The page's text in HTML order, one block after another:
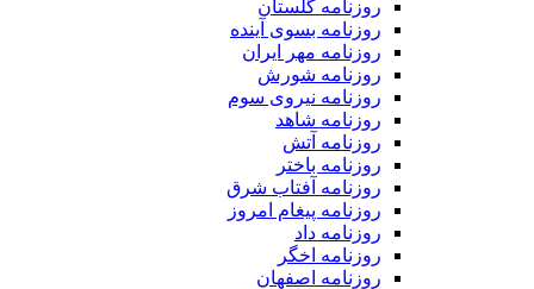
روزنامه گلستان
روزنامه بسوی آینده
روزنامه مهر ایران
روزنامه شورش
روزنامه نیروی سوم
روزنامه شاهد
روزنامه آتش
روزنامه باختر
روزنامه آفتاب شرق
روزنامه پیغام امروز
روزنامه داد
روزنامه اخگر
روزنامه اصفهان